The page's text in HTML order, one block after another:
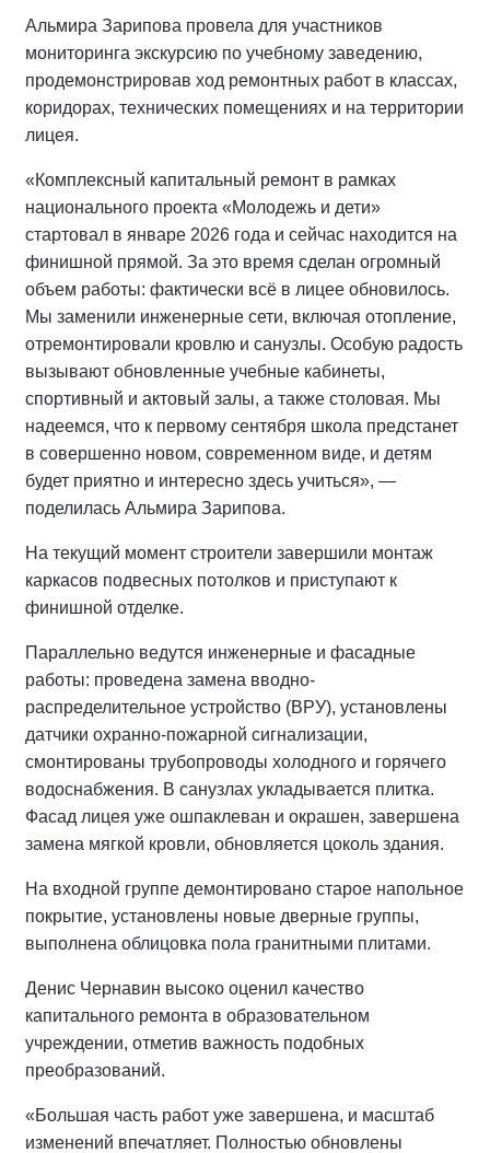
Альмира Зарипова провела для участников
мониторинга экскурсию по учебному заведению,
продемонстрировав ход ремонтных работ в классах,
коридорах, технических помещениях и на территории
лицея.
«Комплексный капитальный ремонт в рамках
национального проекта «Молодежь и дети»
стартовал в январе 2026 года и сейчас находится на
финишной прямой. За это время сделан огромный
объем работы: фактически всё в лицее обновилось.
Мы заменили инженерные сети, включая отопление,
отремонтировали кровлю и санузлы. Особую радость
вызывают обновленные учебные кабинеты,
спортивный и актовый залы, а также столовая. Мы
надеемся, что к первому сентября школа предстанет
в совершенно новом, современном виде, и детям
будет приятно и интересно здесь учиться», —
поделилась Альмира Зарипова.
На текущий момент строители завершили монтаж
каркасов подвесных потолков и приступают к
финишной отделке.
Параллельно ведутся инженерные и фасадные
работы: проведена замена вводно-
распределительное устройство (ВРУ), установлены
датчики охранно-пожарной сигнализации,
смонтированы трубопроводы холодного и горячего
водоснабжения. В санузлах укладывается плитка.
Фасад лицея уже ошпаклеван и окрашен, завершена
замена мягкой кровли, обновляется цоколь здания.
На входной группе демонтировано старое напольное
покрытие, установлены новые дверные группы,
выполнена облицовка пола гранитными плитами.
Денис Чернавин высоко оценил качество
капитального ремонта в образовательном
учреждении, отметив важность подобных
преобразований.
«Большая часть работ уже завершена, и масштаб
изменений впечатляет. Полностью обновлены